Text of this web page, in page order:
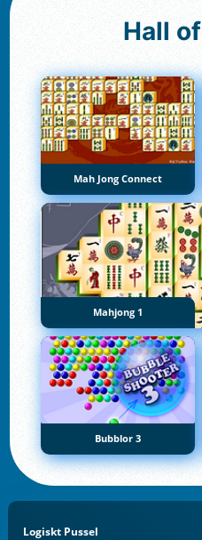
Hall of
Mah Jong Connect
Mahjong 1
Bubblor 3
Logiskt Pussel